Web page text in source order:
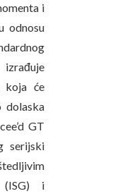
i
odnosu
koja će
dolaska
GT
serijski
(ISG) i